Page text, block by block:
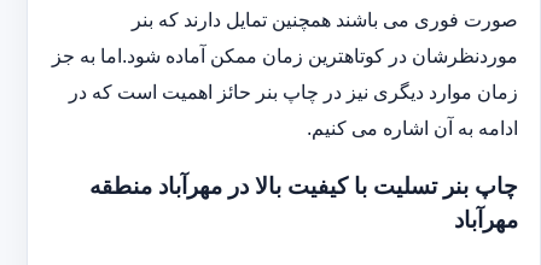
صورت فوری می باشند همچنین تمایل دارند که بنر
موردنظرشان در کوتاهترین زمان ممکن آماده شود.اما به جز
زمان موارد دیگری نیز در چاپ بنر حائز اهمیت است که در
ادامه به آن اشاره می کنیم.
چاپ بنر تسلیت با کیفیت بالا در مهرآباد منطقه
مهرآباد